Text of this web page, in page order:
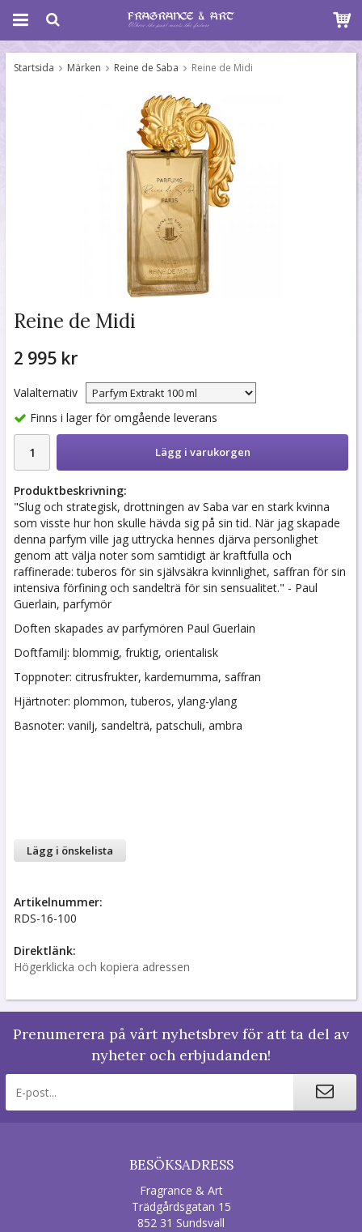
Startsida Märken Reine de Saba Reine de Midi
Reine de Midi
2 995 kr
Valalternativ
Finns i lager för omgående leverans
Lägg i varukorgen
Produktbeskrivning:
"Slug och strategisk, drottningen av Saba var en stark kvinna
som visste hur hon skulle hävda sig på sin tid. När jag skapade
denna parfym ville jag uttrycka hennes djärva personlighet
genom att välja noter som samtidigt är kraftfulla och
raffinerade: tuberos för sin självsäkra kvinnlighet, saffran för sin
intensiva förfining och sandelträ för sin sensualitet." - Paul
Guerlain, parfymör
Doften skapades av parfymören Paul Guerlain
Doftfamilj: blommig, fruktig, orientalisk
Toppnoter: citrusfrukter, kardemumma, saffran
Hjärtnoter: plommon, tuberos, ylang-ylang
Basnoter: vanilj, sandelträ, patschuli, ambra
Lägg i önskelista
Artikelnummer:
RDS-16-100
Direktlänk:
Högerklicka och kopiera adressen
Prenumerera på vårt nyhetsbrev för att ta del av
nyheter och erbjudanden!
BESÖKSADRESS
Fragrance & Art
Trädgårdsgatan 15
852 31 Sundsvall